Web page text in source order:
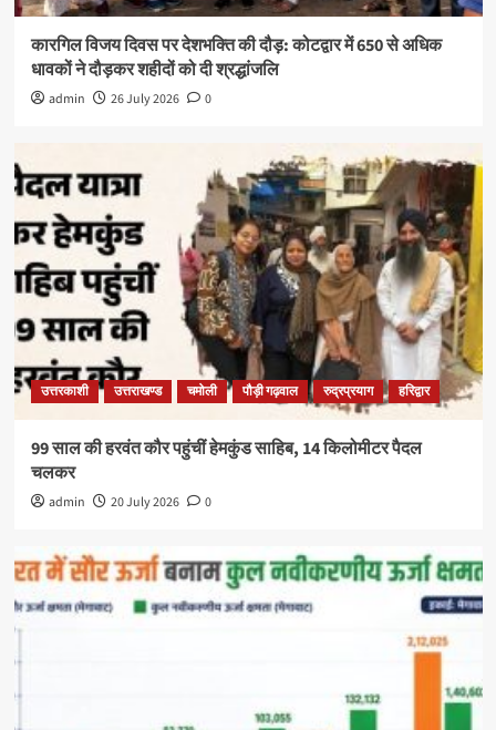
कारगिल विजय दिवस पर देशभक्ति की दौड़: कोटद्वार में 650 से अधिक
धावकों ने दौड़कर शहीदों को दी श्रद्धांजलि
admin 26 July 2026 0
उत्तरकाशी उत्तराखण्ड चमोली पौड़ी गढ़वाल रुद्रप्रयाग हरिद्वार
99 साल की हरवंत कौर पहुंचीं हेमकुंड साहिब, 14 किलोमीटर पैदल
चलकर
admin 20 July 2026 0